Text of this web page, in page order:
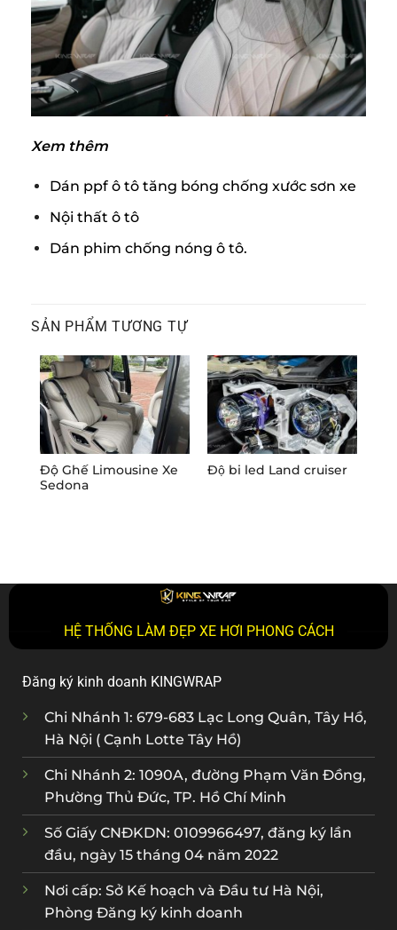
Xem thêm
Dán ppf ô tô tăng bóng chống xước sơn xe
Nội thất ô tô
Dán phim chống nóng ô tô.
SẢN PHẨM TƯƠNG TỰ
Độ Ghế Limousine Xe
Sedona
Độ bi led Land cruiser
HỆ THỐNG LÀM ĐẸP XE HƠI PHONG CÁCH
Đăng ký kinh doanh KINGWRAP
Chi Nhánh 1: 679-683 Lạc Long Quân, Tây Hồ,
Hà Nội ( Cạnh Lotte Tây Hồ)
Chi Nhánh 2: 1090A, đường Phạm Văn Đồng,
Phường Thủ Đức, TP. Hồ Chí Minh
Số Giấy CNĐKDN: 0109966497, đăng ký lần
đầu, ngày 15 tháng 04 năm 2022
Nơi cấp: Sở Kế hoạch và Đầu tư Hà Nội,
Phòng Đăng ký kinh doanh